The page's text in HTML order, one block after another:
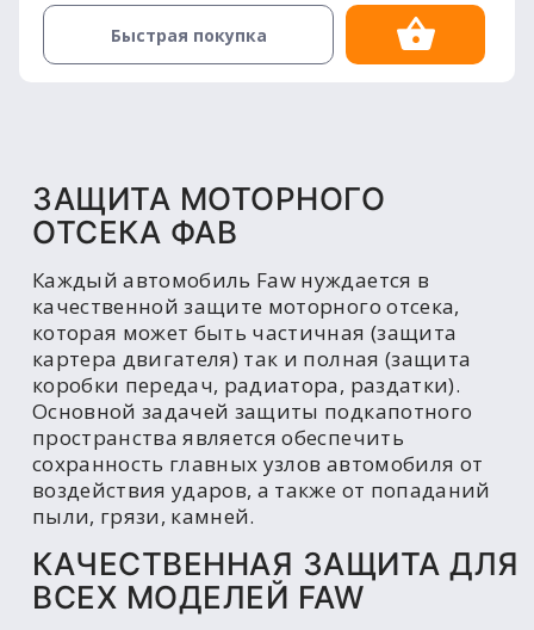
Быстрая покупка
ЗАЩИТА МОТОРНОГО
ОТСЕКА ФАВ
Каждый автомобиль Faw нуждается в
качественной защите моторного отсека,
которая может быть частичная (защита
картера двигателя) так и полная (защита
коробки передач, радиатора, раздатки).
Основной задачей защиты подкапотного
пространства является обеспечить
сохранность главных узлов автомобиля от
воздействия ударов, а также от попаданий
пыли, грязи, камней.
КАЧЕСТВЕННАЯ ЗАЩИТА ДЛЯ
ВСЕХ МОДЕЛЕЙ FAW